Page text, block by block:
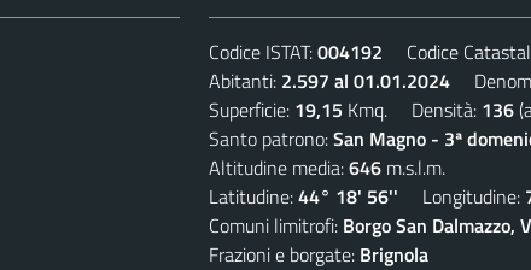
Codice ISTAT:004192 Codice
Abitanti: 2.597 al 01.01.2024
Superficie: 19,15 Kmq. Densità: 136
Santo patrono:San Magno - 3ª
Altitudine media:646 m.s.l.m.
Latitudine:44° 18' 56'' Longitudine:
Comuni limitrofi: Borgo San Dalmazzo,
Frazioni e borgate: Brignola